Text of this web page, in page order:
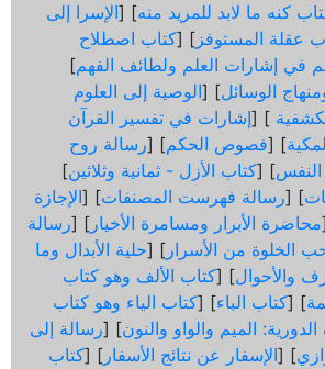
كنه ما لابد للمريد منه] [الإسرا إلى
عقلة المستوفز ] [كتاب اصطلاح
في إشارات العلم ولطائف الفهم]
الوسائل] [الوصية إلى العلوم
] [إشارات في تفسير القرآن
] [فصوص الحكم] [رسالة روح
] [كتاب الأزل - ثمانية وثلاثين]
] [رسالة فهرست المصنفات] [الإجازة
محاضرة الأبرار ومسامرة الأخيار ] [رسالة
الخلوة من الأسرار ] [حلية الأبدال وما
والأحوال] [كتاب الألف وهو كتاب
] [كتاب الباء] [كتاب الياء وهو كتاب
الميم والواو والنون] [رسالة إلى
] [الإسفار عن نتائج الأسفار ] [كتاب